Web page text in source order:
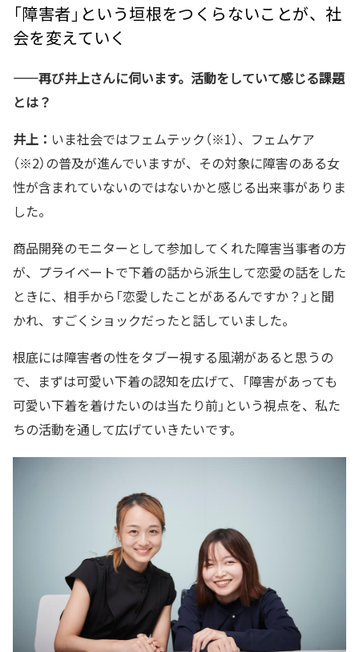
「障害者」という垣根をつくらないことが、社
会を変えていく
——再び井上さんに伺います。活動をしていて感じる課題
とは？
井上： いま社会ではフェムテック（※1）、フェムケア
（※2）の普及が進んでいますが、その対象に障害のある女
性が含まれていないのではないかと感じる出来事がありま
した。
商品開発のモニターとして参加してくれた障害当事者の方
が、プライベートで下着の話から派生して恋愛の話をした
ときに、相手から「恋愛したことがあるんですか？」と聞
かれ、すごくショックだったと話していました。
根底には障害者の性をタブー視する風潮があると思うの
で、まずは可愛い下着の認知を広げて、「障害があっても
可愛い下着を着けたいのは当たり前」という視点を、私た
ちの活動を通して広げていきたいです。